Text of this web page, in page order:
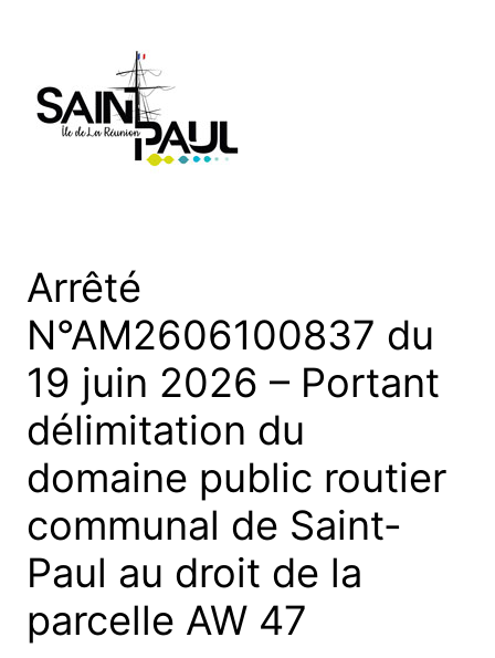
Arrêté
N°AM2606100837 du
19 juin 2026 – Portant
délimitation du
domaine public routier
communal de Saint-
Paul au droit de la
parcelle AW 47